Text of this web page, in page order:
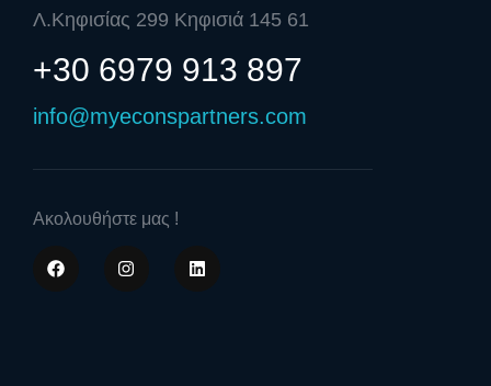
Λ.Κηφισίας 299 Κηφισιά 145 61
+30 6979 913 897
info@myeconspartners.com
Ακολουθήστε μας !